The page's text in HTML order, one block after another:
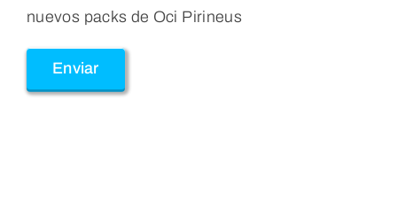
nuevos packs de Oci Pirineus